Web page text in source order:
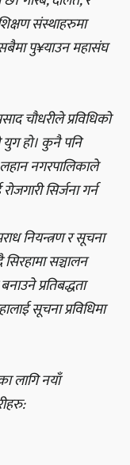
संस्थाहरुमा
पु¥याउन महासंघ
चौधरीले प्रविधिको
युग हो। कुनै पनि
लहान नगरपालिकाले
सिर्जना गर्न
नियन्त्रण र सूचना
सिरहामा सञ्चालन
प्रतिबद्धता
सूचना प्रविधिमा
लागि नयाँ